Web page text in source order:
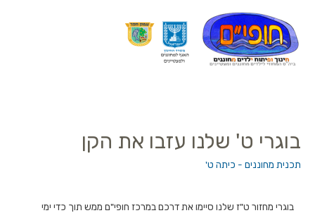
בוגרי ט' שלנו עזבו את הקן
תכנית מחוננים - כיתה ט'
בוגרי מחזור ט"ז שלנו סיימו את דרכם במרכז חופי"ם ממש תוך כדי ימי